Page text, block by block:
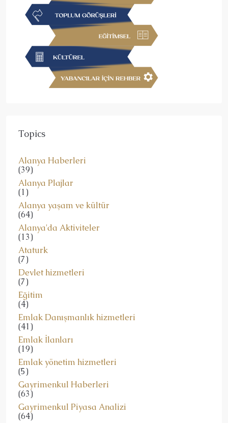
Topics
Alanya Haberleri
(39)
Alanya Plajlar
(1)
Alanya yaşam ve kültür
(64)
Alanya'da Aktiviteler
(13)
Ataturk
(7)
Devlet hizmetleri
(7)
Eğitim
(4)
Emlak Danışmanlık hizmetleri
(41)
Emlak İlanları
(19)
Emlak yönetim hizmetleri
(5)
Gayrimenkul Haberleri
(63)
Gayrimenkul Piyasa Analizi
(64)